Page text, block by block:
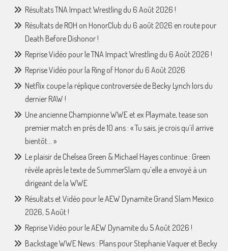
Résultats TNA Impact Wrestling du 6 Août 2026 !
Résultats de ROH on HonorClub du 6 août 2026 en route pour
Death Before Dishonor !
Reprise Vidéo pour le TNA Impact Wrestling du 6 Août 2026 !
Reprise Vidéo pour la Ring of Honor du 6 Août 2026
Netflix coupe la réplique controversée de Becky Lynch lors du
dernier RAW !
Une ancienne Championne WWE et ex Playmate, tease son
premier match en près de 10 ans : « Tu sais, je crois qu’il arrive
bientôt… »
Le plaisir de Chelsea Green & Michael Hayes continue : Green
révèle après le texte de SummerSlam qu’elle a envoyé à un
dirigeant de la WWE
Résultats et Vidéo pour le AEW Dynamite Grand Slam Mexico
2026, 5 Août !
Reprise Vidéo pour le AEW Dynamite du 5 Août 2026 !
Backstage WWE News : Plans pour Stephanie Vaquer et Becky